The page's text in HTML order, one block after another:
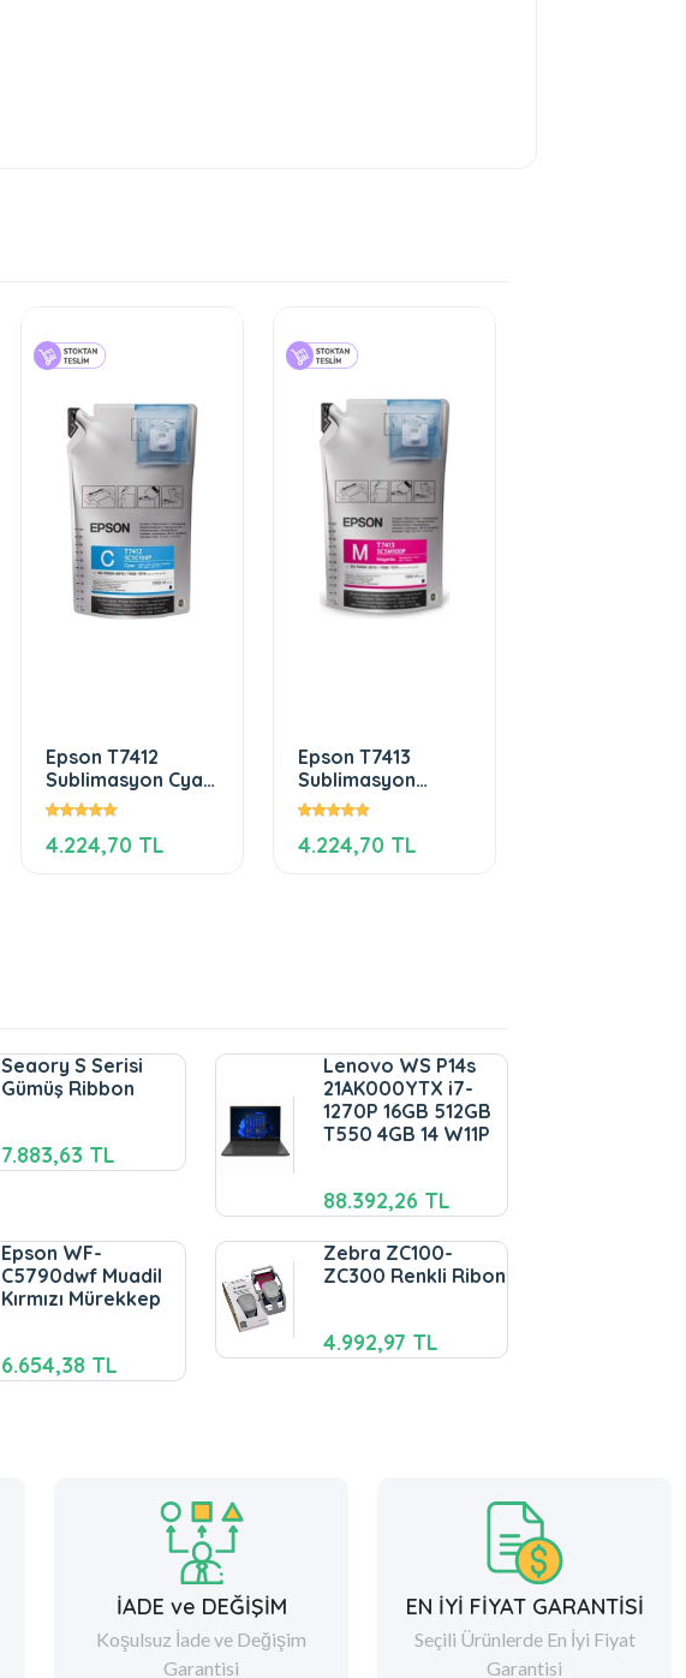
Epson T7412
Sublimasyon Cyan
Mürekkep
4.224,70 TL
Epson T7413
Sublimasyon
Magenta
4.224,70 TL
Seaory S Serisi
Gümüş Ribbon
7.883,63 TL
Lenovo WS P14s
21AK000YTX i7-
1270P 16GB 512GB
T550 4GB 14 W11P
88.392,26 TL
Epson WF-
C5790dwf Muadil
Kırmızı Mürekkep
6.654,38 TL
Zebra ZC100-
ZC300 Renkli Ribon
4.992,97 TL
İADE ve DEĞİŞİM
Koşulsuz İade ve Değişim
Garantisi
EN İYİ FİYAT GARANTİSİ
Seçili Ürünlerde En İyi Fiyat
Garantisi